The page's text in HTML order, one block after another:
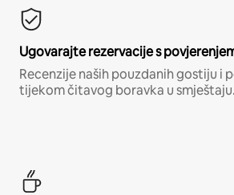
Ugovarajte rezervacije s
Recenzije naših pouzdanih gostiju i
tijekom čitavog boravka u smještaju.